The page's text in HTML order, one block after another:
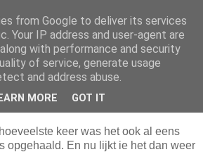
on a Bentley
22, 2009
keer was het ook al eens
opgehaald. En nu lijkt ie het dan weer
from Google to deliver its services
Your IP address and user-agent are
with performance and security
of service, generate usage
and address abuse.
MORE GOT IT